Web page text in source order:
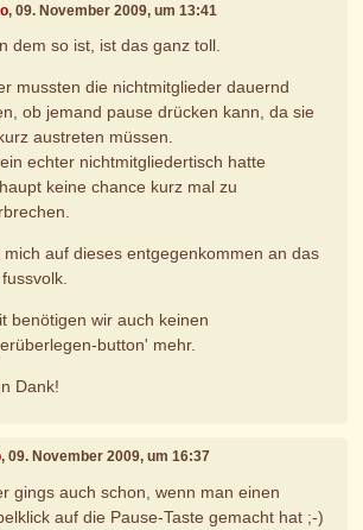
, 09. November 2009, um 13:41
dem so ist, ist das ganz toll.
mussten die nichtmitglieder dauernd
ob jemand pause drücken kann, da sie
austreten müssen.
echter nichtmitgliedertisch hatte
keine chance kurz mal zu
mich auf dieses entgegenkommen an das
benötigen wir auch keinen
button' mehr.
Dank!
, 09. November 2009, um 16:37
gings auch schon, wenn man einen
auf die Pause-Taste gemacht hat ;-)